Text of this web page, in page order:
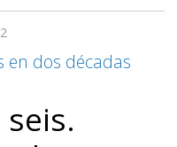
en dos décadas